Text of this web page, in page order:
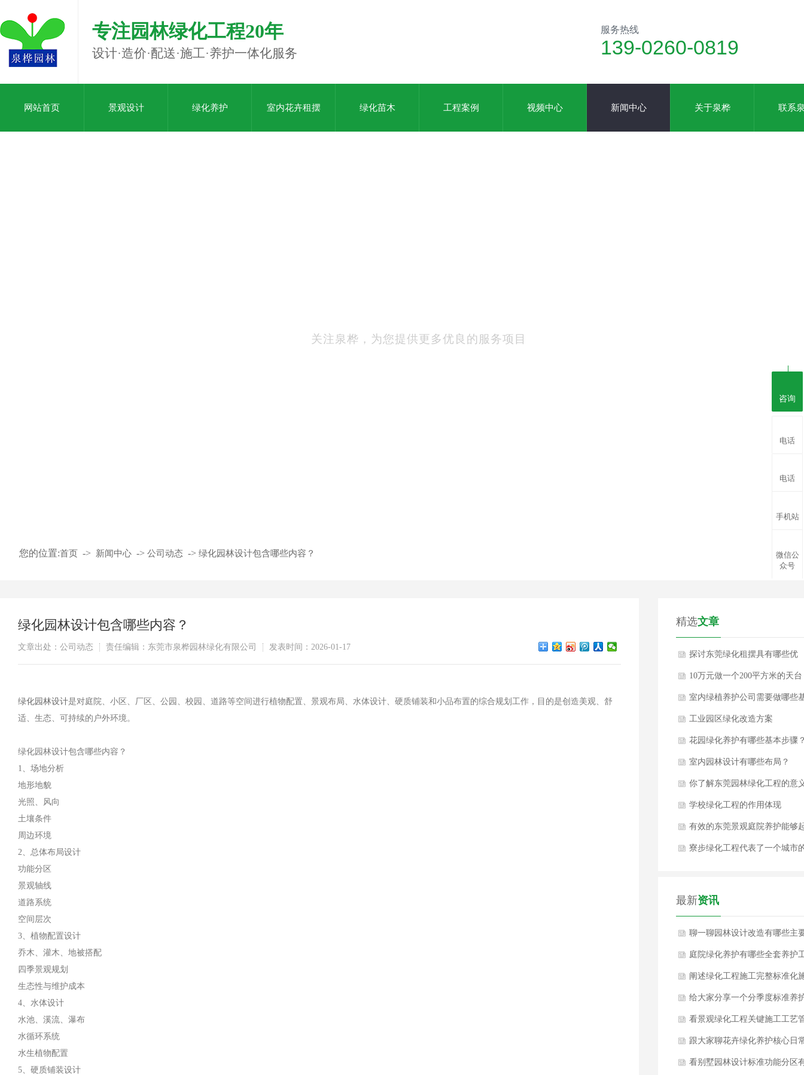
专注园林绿化工程20年
设计·造价·配送·施工·养护一体化服务
服务热线
139-0260-0819
网站首页 景观设计 绿化养护 室内花卉租摆 绿化苗木 工程案例 视频中心 新闻中心 关于泉桦 联系
关注泉桦，为您提供更多优良的服务项目
您的位置:首页 -> 新闻中心 -> 公司动态 -> 绿化园林设计包含哪些内容？
绿化园林设计包含哪些内容？
文章出处：公司动态 责任编辑：东莞市泉桦园林绿化有限公司 发表时间：2026-01-17
绿化园林设计是对庭院、小区、厂区、公园、校园、道路等空间进行植物配置、景观布局、水体设计、硬质铺装和小品布置的综合规划工作，目的是创造美观、舒
适、生态、可持续的户外环境。
绿化园林设计包含哪些内容？
1、场地分析
地形地貌
光照、风向
土壤条件
周边环境
2、总体布局设计
功能分区
景观轴线
道路系统
空间层次
3、植物配置设计
乔木、灌木、地被搭配
四季景观规划
生态性与维护成本
4、水体设计
水池、溪流、瀑布
水循环系统
水生植物配置
5、硬质铺装设计
精选文章
探讨东莞绿化租摆具有哪些优
势？
10万元做一个200平方米的天台
花园
室内绿植养护公司需要做哪些
本养护措施？
工业园区绿化改造方案
花园绿化养护有哪些基本步骤
室内园林设计有哪些布局？
你了解东莞园林绿化工程的意
吗？
学校绿化工程的作用体现
有效的东莞景观庭院养护能够
到什么作用？
寮步绿化工程代表了一个城市
最新资讯
聊一聊园林设计改造有哪些主
改造内容？
庭院绿化养护有哪些全套养护
作内容？
阐述绿化工程施工完整标准化
工工序
给大家分享一个分季度标准养
方案如何？
看景观绿化工程关键施工工艺
控要点是什么？
跟大家聊花卉绿化养护核心日
养护工作是什么？
看别墅园林设计标准功能分区
咨询
电话
电话
手机站
微信公
众号